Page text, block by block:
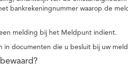
bankrekeningnummer waarop de
melding bij het Meldpunt indient.
in documenten die u besluit bij uw